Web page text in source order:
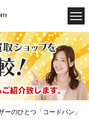
ーのひとつ「コードバン」